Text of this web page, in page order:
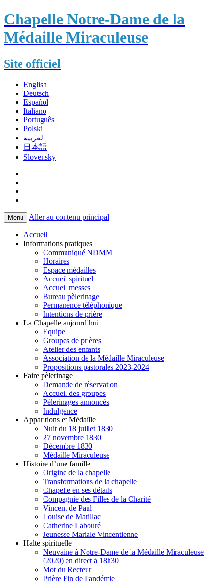
Chapelle Notre-Dame de la
Médaille Miraculeuse
Site officiel
English
Deutsch
Español
Italiano
Português
Polski
العربية
日本語
Slovensky
Menu Aller au contenu principal
Accueil
Informations pratiques
Communiqué NDMM
Horaires
Espace médailles
Accueil spirituel
Accueil messes
Bureau pèlerinage
Permanence téléphonique
Intentions de prière
La Chapelle aujourd’hui
Equipe
Groupes de prières
Atelier des enfants
Association de la Médaille Miraculeuse
Propositions pastorales 2023-2024
Faire pèlerinage
Demande de réservation
Accueil des groupes
Pèlerinages annoncés
Indulgence
Apparitions et Médaille
Nuit du 18 juillet 1830
27 novembre 1830
Décembre 1830
Médaille Miraculeuse
Histoire d’une famille
Origine de la chapelle
Transformations de la chapelle
Chapelle en ses détails
Compagnie des Filles de la Charité
Vincent de Paul
Louise de Marillac
Catherine Labouré
Jeunesse Mariale Vincentienne
Halte spirituelle
Neuvaine à Notre-Dame de la Médaille Miraculeuse
(2020) en direct à 18h30
Mot du Recteur
Prière Fin de Pandémie